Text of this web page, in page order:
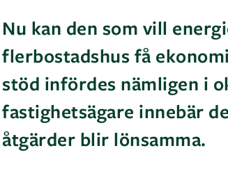
Nu kan den som vill
flerbostadshus få
stöd infördes nämligen i
fastighetsägare innebär
åtgärder blir lönsamma.